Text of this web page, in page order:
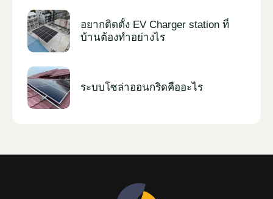
อยากติดตั้ง EV Charger station ที่
บ้านต้องทำอย่างไร
ระบบโซล่าออนกริดคืออะไร